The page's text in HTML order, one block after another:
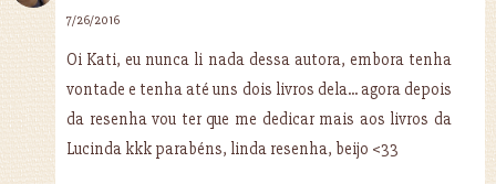
7/26/2016
Oi Kati, eu nunca li nada dessa autora, embora tenha
vontade e tenha até uns dois livros dela... agora depois
da resenha vou ter que me dedicar mais aos livros da
Lucinda kkk parabéns, linda resenha, beijo <33